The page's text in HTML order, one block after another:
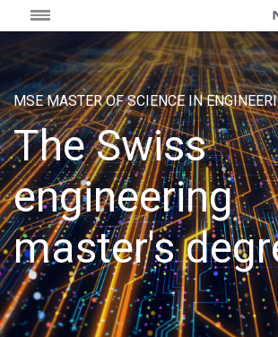
MSE MASTER OF SCIENCE IN
The Swiss
engineering
master's